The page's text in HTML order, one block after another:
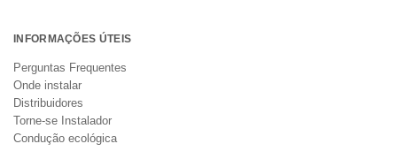
INFORMAÇÕES ÚTEIS
Perguntas Frequentes
Onde instalar
Distribuidores
Torne-se Instalador
Condução ecológica